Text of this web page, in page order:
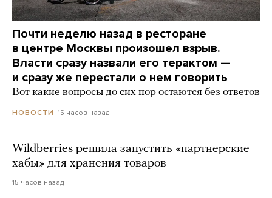
Почти неделю назад в ресторане
в центре Москвы произошел взрыв.
Власти сразу назвали его терактом —
и сразу же перестали о нем говорить
Вот какие вопросы до сих пор остаются без ответов
НОВОСТИ 15 часов назад
Wildberries решила запустить «партнерские
хабы» для хранения товаров
15 часов назад